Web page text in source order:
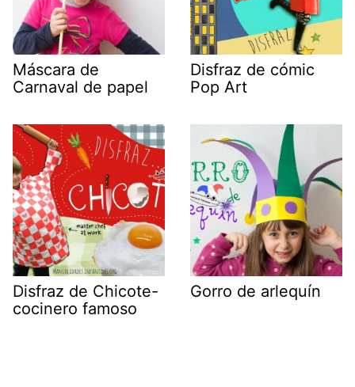
Máscara de
Carnaval de papel
Disfraz de cómic
Pop Art
Disfraz de Chicote-
cocinero famoso
Gorro de arlequín